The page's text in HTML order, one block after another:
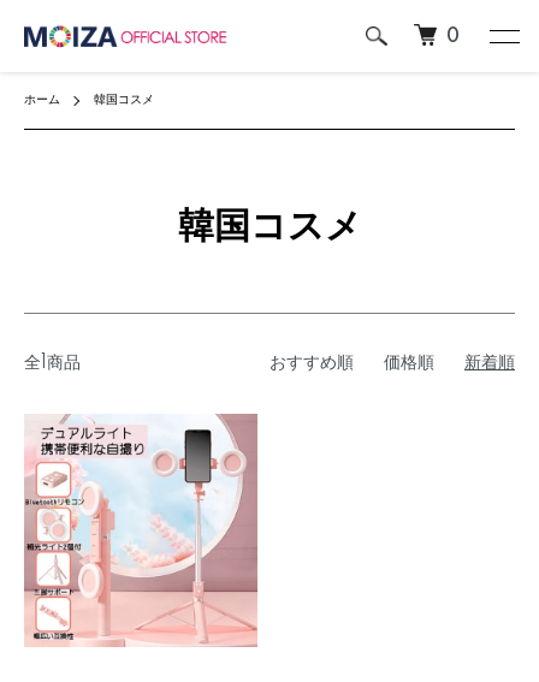
0
ホーム 韓国コスメ
韓国コスメ
全1商品 おすすめ順 価格順 新着順